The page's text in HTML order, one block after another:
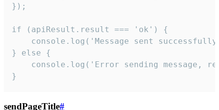
});
if (apiResult.result === 'ok') {
console.log('Message sent
} else {
console.log('Error sending message,
}
sendPageTitle#